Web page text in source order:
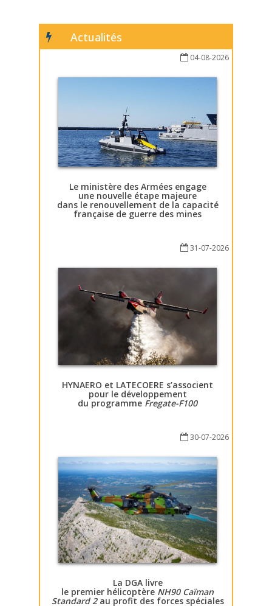
Actualités
04-08-2026
Le ministère des Armées engage
une nouvelle étape majeure
dans le renouvellement de la capacité
française de guerre des mines
31-07-2026
HYNAERO et LATECOERE s’associent
pour le développement
du programme Fregate-F100
30-07-2026
La DGA livre
le premier hélicoptère NH90 Caïman
Standard 2au profit des forces spéciales